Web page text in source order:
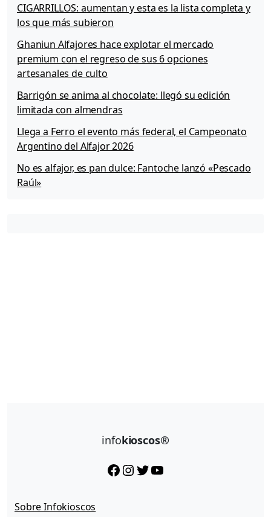
CIGARRILLOS: aumentan y esta es la lista completa y
los que más subieron
Ghaniun Alfajores hace explotar el mercado
premium con el regreso de sus 6 opciones
artesanales de culto
Barrigón se anima al chocolate: llegó su edición
limitada con almendras
Llega a Ferro el evento más federal, el Campeonato
Argentino del Alfajor 2026
No es alfajor, es pan dulce: Fantoche lanzó «Pescado
Raúl»
infokioscos®
Facebook InstagramTwitter YouTube
Sobre Infokioscos